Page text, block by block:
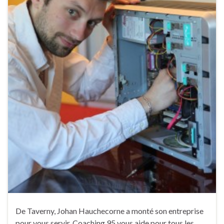
De Taverny, Johan Hauchecorne a monté son entreprise